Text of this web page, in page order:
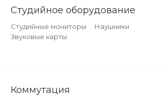
Студийное оборудование
Студийные мониторы
Наушники
Звуковые карты
Коммутация